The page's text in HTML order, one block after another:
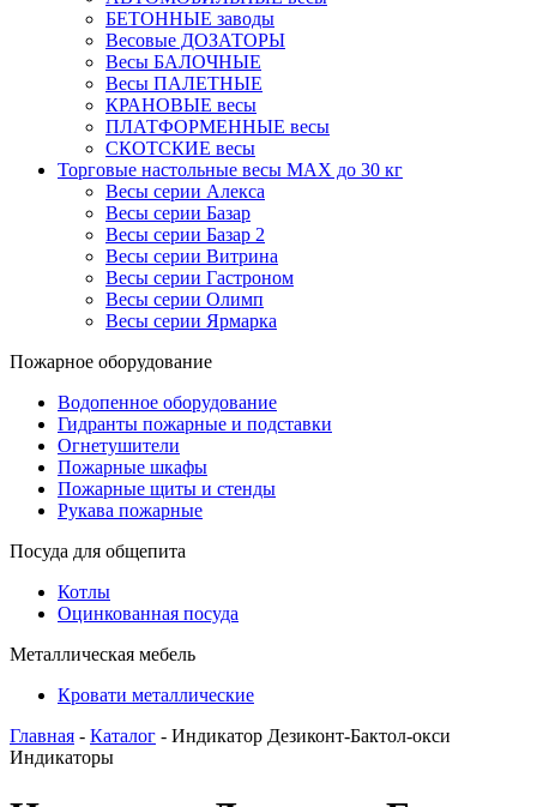
БЕТОННЫЕ заводы
Весовые ДОЗАТОРЫ
Весы БАЛОЧНЫЕ
Весы ПАЛЕТНЫЕ
КРАНОВЫЕ весы
ПЛАТФОРМЕННЫЕ весы
СКОТСКИЕ весы
Торговые настольные весы MAX до 30 кг
Весы серии Алекса
Весы серии Базар
Весы серии Базар 2
Весы серии Витрина
Весы серии Гастроном
Весы серии Олимп
Весы серии Ярмарка
Пожарное оборудование
Водопенное оборудование
Гидранты пожарные и подставки
Огнетушители
Пожарные шкафы
Пожарные щиты и стенды
Рукава пожарные
Посуда для общепита
Котлы
Оцинкованная посуда
Металлическая мебель
Кровати металлические
Главная - Каталог - Индикатор Дезиконт-Бактол-окси
Индикаторы